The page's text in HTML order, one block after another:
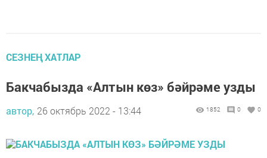
СЕЗНЕҢ ХАТЛАР
Бакчабызда «Алтын көз» бәйрәме узды
автор, 26 октябрь 2022 - 13:44 1852 0 0